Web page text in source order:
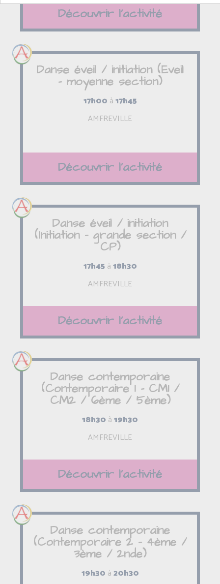
Découvrir l'activité
Danse éveil / initiation (Eveil
- moyenne section)
17h00 à17h45
AMFREVILLE
Découvrir l'activité
Danse éveil / initiation
(Initiation - grande section /
CP)
17h45 à18h30
AMFREVILLE
Découvrir l'activité
Danse contemporaine
(Contemporaire 1 - CM1 /
CM2 / 6ème / 5ème)
18h30 à19h30
AMFREVILLE
Découvrir l'activité
Danse contemporaine
(Contemporaire 2 - 4ème /
3ème / 2nde)
19h30 à20h30